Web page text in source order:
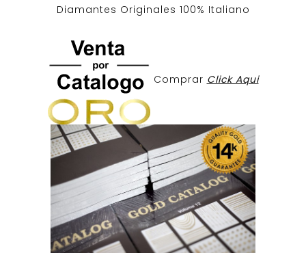
Diamantes Originales 100% Italiano
Comprar Click Aqui